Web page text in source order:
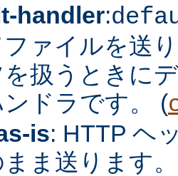
handler:
ァイルを送
扱うときに
ドラです。 (
is: HTTP ヘ
ま送ります